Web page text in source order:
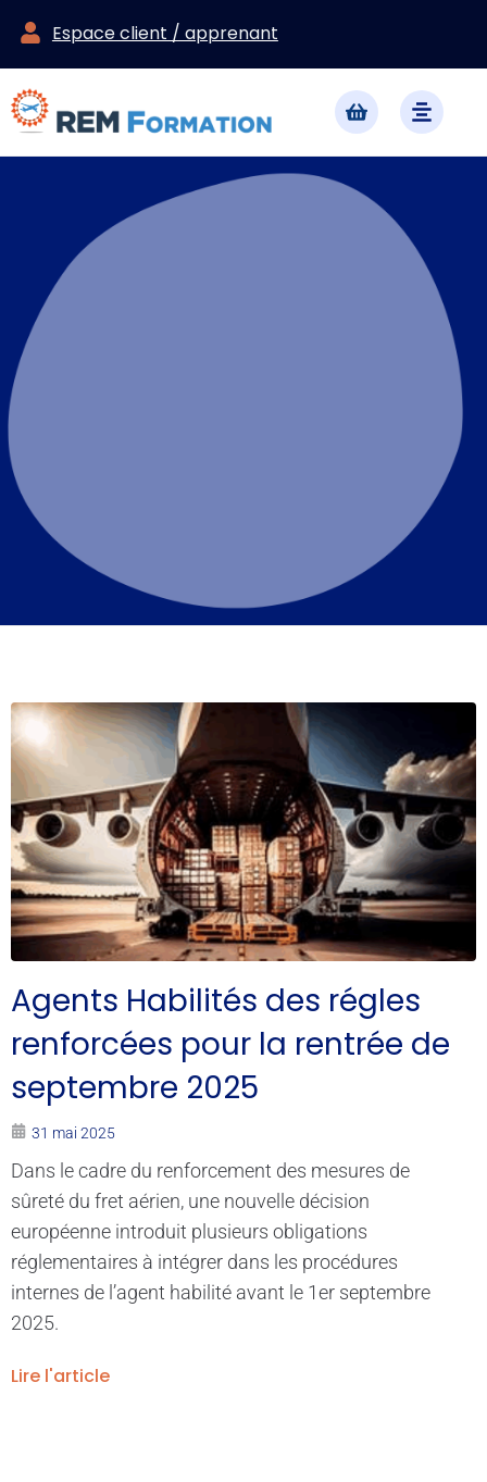
Espace client / apprenant
Agents Habilités des régles
renforcées pour la rentrée de
septembre 2025
31 mai 2025
Dans le cadre du renforcement des mesures de
sûreté du fret aérien, une nouvelle décision
européenne introduit plusieurs obligations
réglementaires à intégrer dans les procédures
internes de l’agent habilité avant le 1er septembre
2025.
Lire l'article